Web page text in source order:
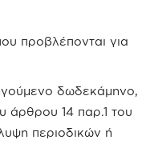
προβλέπονται για
δωδεκάμηνο,
άρθρου 14 παρ.1 του
περιοδικών ή